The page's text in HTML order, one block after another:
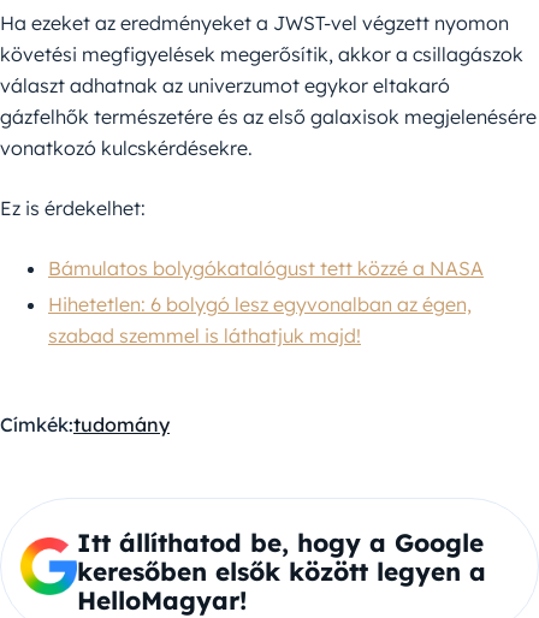
Ha ezeket az eredményeket a JWST-vel végzett nyomon
követési megfigyelések megerősítik, akkor a csillagászok
választ adhatnak az univerzumot egykor eltakaró
gázfelhők természetére és az első galaxisok megjelenésére
vonatkozó kulcskérdésekre.
Ez is érdekelhet:
Bámulatos bolygókatalógust tett közzé a NASA
Hihetetlen: 6 bolygó lesz egyvonalban az égen,
szabad szemmel is láthatjuk majd!
Címkék:tudomány
Itt állíthatod be, hogy a Google
keresőben elsők között legyen a
HelloMagyar!